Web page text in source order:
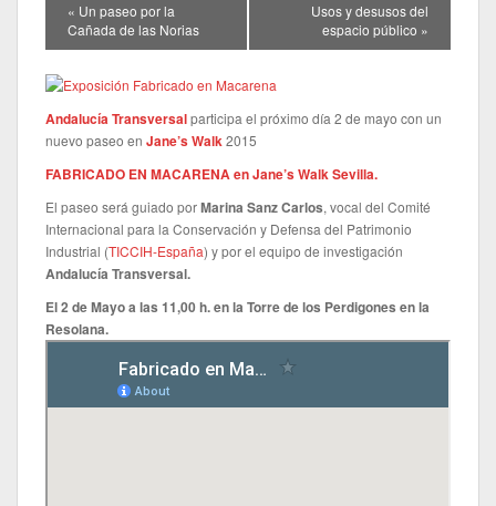
e
n
t
o
N
a
v
e
g
a
i
ó
« Un paseo por la
Cañada de las Norias
Usos y desusos del
espacio público »
Andalucía Transversalparticipa el próximo día 2 de mayo con un
nuevo paseo en Jane’s Walk2015
FABRICADO EN MACARENA en Jane’s Walk Sevilla.
El paseo será guiado porMarina Sanz Carlos, vocal del Comité
Internacional para la Conservación y Defensa del Patrimonio
Industrial (TICCIH-España) y por el equipo de investigación
Andalucía Transversal.
El 2 de Mayo a las 11,00 h. en la Torre de los Perdigones en la
Resolana.